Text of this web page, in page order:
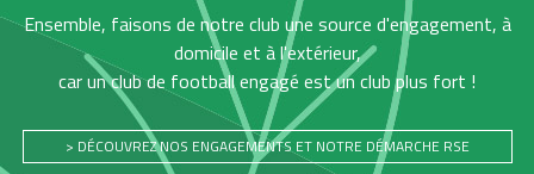
Ensemble, faisons de notre club une source d'engagement, à
domicile et à l'extérieur,
car un club de football engagé est un club plus fort !
> DÉCOUVREZ NOS ENGAGEMENTS ET NOTRE DÉMARCHE RSE